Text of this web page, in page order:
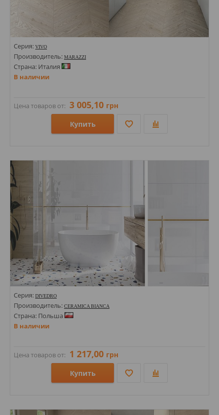
Серия: VIVO
Производитель: MARAZZI
Страна: Италия
В наличии
Цена товаров от: 3 005,10 грн
Купить
Стили: Под дерево; Под паркет;
Серия: DIVEDRO
Производитель: CERAMICA BIANCA
Страна: Польша
В наличии
Цена товаров от: 1 217,00 грн
Купить
Стили: Под дерево;